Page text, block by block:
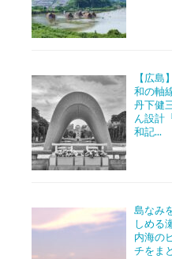
【広島
和の軸
丹下健
ん設計
和記...
島なみ
しめる
内海の
チをま